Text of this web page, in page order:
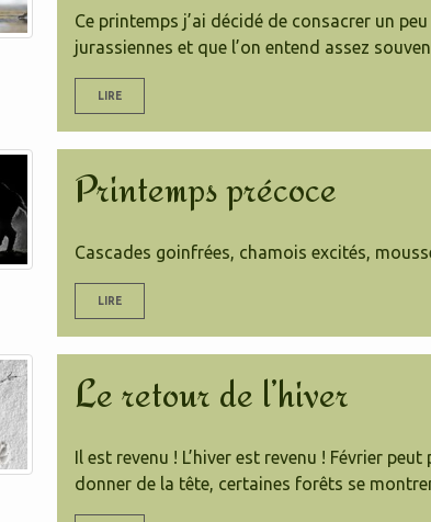
Ce printemps j’ai décidé de consacrer un
jurassiennes et que l’on entend assez
LIRE
Printemps précoce
Cascades goinfrées, chamois excités,
LIRE
Le retour de l’hiver
Il est revenu ! L’hiver est revenu ! Février
donner de la tête, certaines forêts se